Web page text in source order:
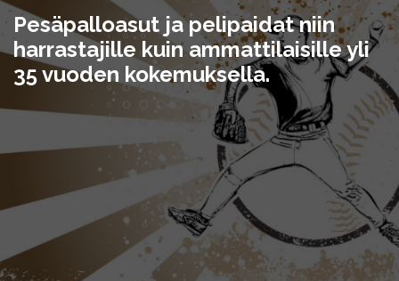
Pesäpalloasut ja pelipaidat niin
harrastajille kuin ammattilaisille yli
35 vuoden kokemuksella.